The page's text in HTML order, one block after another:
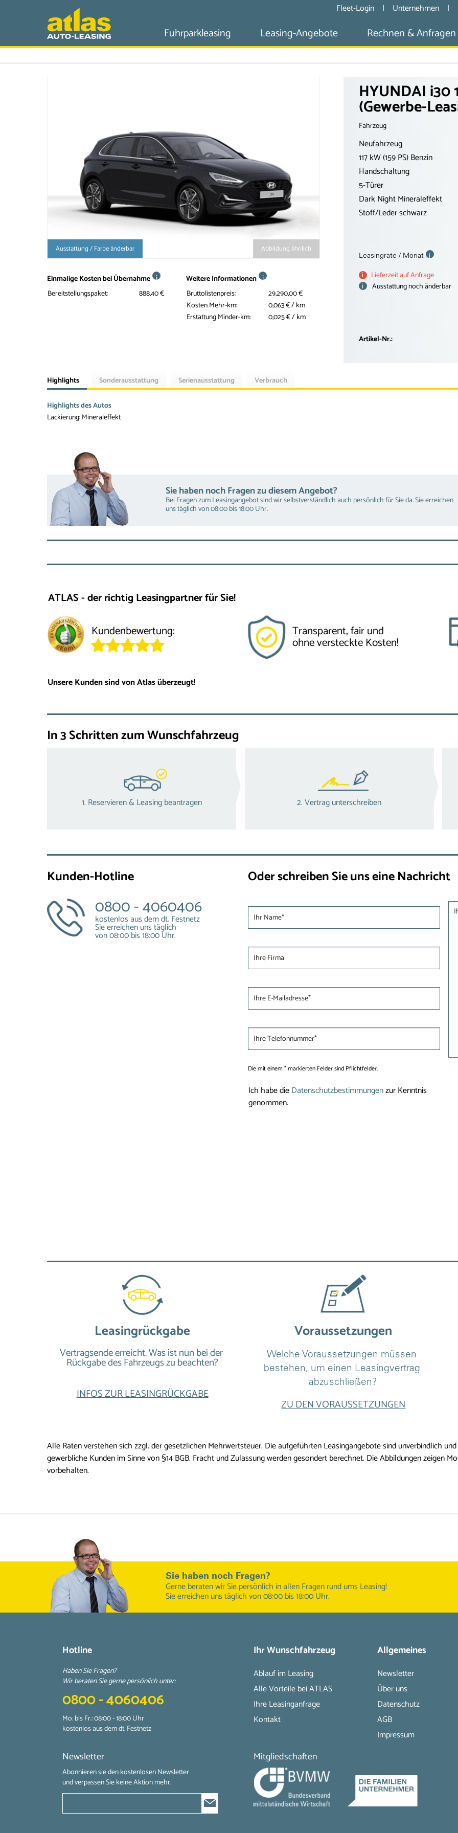
Fleet-Login | Unternehmen |
Fuhrparkleasing Leasing-Angebote Rechnen & Anfragen
Abbildung ähnlich
Ausstattung / Farbe änderbar
Einmalige Kosten bei Übernahme i
Bereitstellungspaket: 888,40 €
Weitere Informationen i
Bruttolistenpreis:
29.290,00 €
Kosten Mehr-km:
0,063 € / km
Erstattung Minder-km:
0,025 € / km
HYUNDAI i30
(Gewerbe-
Fahrzeug
Neufahrzeug
117 kW (159 PS) Benzin
Handschaltung
5-Türer
Dark Night Mineraleffekt
Stoff/Leder schwarz
Leasingrate / Monat i
i
Lieferzeit auf Anfrage
i
Ausstattung noch änderbar
Artikel-Nr.:
Highlights Sonderausstattung Serienausstattung Verbrauch
Highlights des Autos
Lackierung: Mineraleffekt
Sie haben noch Fragen zu diesem Angebot?
Bei Fragen zum Leasingangebot sind wir selbstverständlich auch persönlich für Sie da. Sie erreichen
uns täglich von 08:00 bis 18:00 Uhr.
ATLAS - der richtig Leasingpartner für Sie!
Kundenbewertung: Transparent, fair und
ohne versteckte Kosten!
Unsere Kunden sind von Atlas überzeugt!
1. Reservieren & Leasing beantragen 2. Vertrag unterschreiben
In 3 Schritten zum Wunschfahrzeug
Die mit einem * markierten Felder sind Pflichtfelder.
Ich habe dieDatenschutzbestimmungenzur Kenntnis
genommen.
Kunden-Hotline Oder schreiben Sie uns eine Nachricht
0800 - 4060406
kostenlos aus dem dt. Festnetz
Sie erreichen uns täglich
von 08:00 bis 18:00 Uhr.
Leasingrückgabe
Vertragsende erreicht. Was ist nun bei der
Rückgabe des Fahrzeugs zu beachten?
INFOS ZUR LEASINGRÜCKGABE
Voraussetzungen
Welche Voraussetzungen müssen
bestehen, um einen Leasingvertrag
abzuschließen?
ZU DEN VORAUSSETZUNGEN
Alle Raten verstehen sich zzgl. der gesetzlichen Mehrwertsteuer. Die aufgeführten Leasingangebote sind unverbindlich
gewerbliche Kunden im Sinne von §14 BGB. Fracht und Zulassung werden gesondert berechnet. Die Abbildungen zeigen
vorbehalten.
Sie haben noch Fragen?
Gerne beraten wir Sie persönlich in allen Fragen rund ums Leasing!
Sie erreichen uns täglich von 08:00 bis 18:00 Uhr.
Hotline
Haben Sie Fragen?
Wir beraten Sie gerne persönlich unter:
0800 - 4060406
Mo. bis Fr.: 08:00 - 18:00 Uhr
kostenlos aus dem dt. Festnetz
Ihr Wunschfahrzeug
Ablauf im Leasing
Alle Vorteile bei ATLAS
Ihre Leasinganfrage
Kontakt
Allgemeines
Newsletter
Über uns
Datenschutz
AGB
Impressum
Newsletter
Abonnieren sie den kostenlosen Newsletter
und verpassen Sie keine Aktion mehr.
Mitgliedschaften